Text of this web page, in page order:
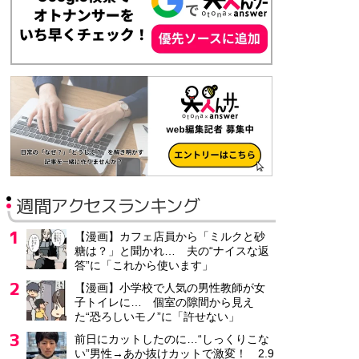
月給21万3,000円～22万7,000円
工場窓口での事務 営業事務
パーソルファクトリーパートナーズ株式会社
兵庫県 神戸市
派遣社員
時給1,500円～
三共アメニテクス株式会社 練馬出張所
東京都 杉並区
正社員
月給28万5,000円～37万円
「高給与求人」/「日勤のみ可」/「土日休み」/看護師/その
ファミリー・ホスピス株式会社
東京都 千代田区
週間アクセスランキング
【漫画】カフェ店員から「ミルクと砂
糖は？」と聞かれ… 夫の“ナイスな返
答”に「これから使います」
【漫画】小学校で人気の男性教師が女
子トイレに… 個室の隙間から見え
た“恐ろしいモノ”に「許せない」
前日にカットしたのに…“しっくりこな
い”男性→あか抜けカットで激変！ 2.9